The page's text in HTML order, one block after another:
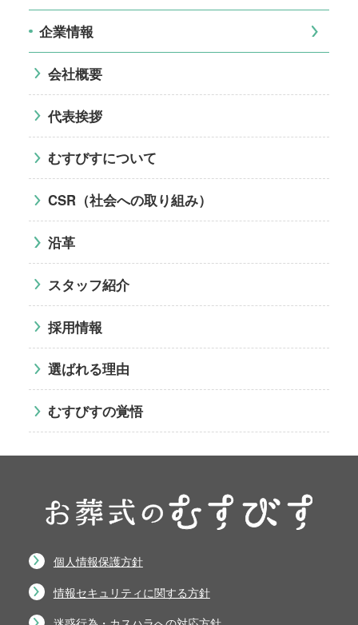
企業情報
会社概要
代表挨拶
むすびすについて
CSR（社会への取り組み）
沿革
スタッフ紹介
採用情報
選ばれる理由
むすびすの覚悟
個人情報保護方針
情報セキュリティに関する方針